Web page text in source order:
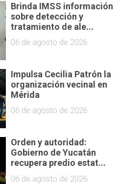
Brinda IMSS información
sobre detección y
tratamiento de ale...
06 de agosto de 2026
Impulsa Cecilia Patrón la
organización vecinal en
Mérida
06 de agosto de 2026
Orden y autoridad:
Gobierno de Yucatán
recupera predio estat...
06 de agosto de 2026